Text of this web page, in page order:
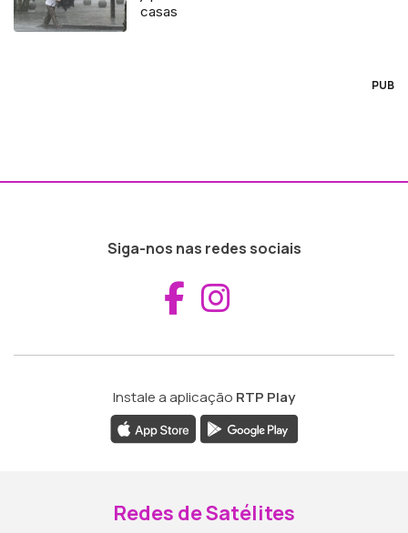
casas
PUB
Siga-nos nas redes sociais
Aceder ao
Instale a aplicação RTP Play
Redes de Satélites